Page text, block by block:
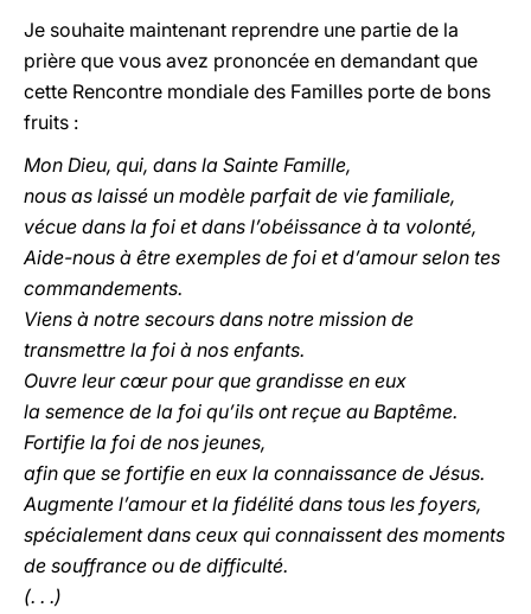
Je souhaite maintenant reprendre une partie de la
prière que vous avez prononcée en demandant que
cette Rencontre mondiale des Familles porte de bons
fruits :
Mon Dieu, qui, dans la Sainte Famille,
nous as laissé un modèle parfait de vie familiale,
vécue dans la foi et dans l’obéissance à ta volonté,
Aide-nous à être exemples de foi et d’amour selon tes
commandements.
Viens à notre secours dans notre mission de
transmettre la foi à nos enfants.
Ouvre leur cœur pour que grandisse en eux
la semence de la foi qu’ils ont reçue au Baptême.
Fortifie la foi de nos jeunes,
afin que se fortifie en eux la connaissance de Jésus.
Augmente l’amour et la fidélité dans tous les foyers,
spécialement dans ceux qui connaissent des moments
de souffrance ou de difficulté.
(. . .)